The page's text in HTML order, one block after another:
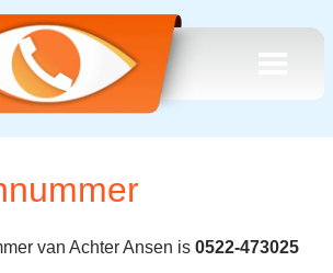
van Achter Ansen is 0522-473025